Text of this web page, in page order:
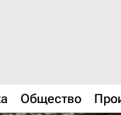
Общество